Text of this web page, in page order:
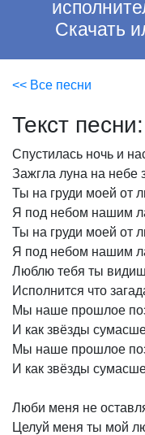
Скачать
<< Все песни
Текст песни:
Спустилась ночь и
Зажгла луна на небе
Ты на груди моей от
Я под небом нашим
Ты на груди моей от
Я под небом нашим
Люблю тебя ты
Исполнится что
Мы наше прошлое
И как звёзды
Мы наше прошлое
И как звёзды
Люби меня не
Целуй меня ты мой